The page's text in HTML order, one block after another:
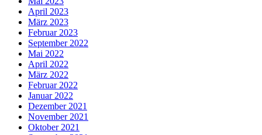
April 2023
März 2023
Februar 2023
September 2022
Mai 2022
April 2022
März 2022
Februar 2022
Januar 2022
Dezember 2021
November 2021
Oktober 2021